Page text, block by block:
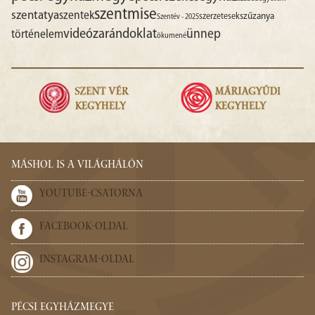
szentatyaszentekszentmiseSzentév - 2025szerzetesekszűzanya
történelemvideózarándoklatökumenéünnep
MÁSHOL IS A VILÁGHÁLÓN
YOUTUBE-CSATORNA
FACEBOOK-OLDAL
INSTAGRAM-OLDAL
PÉCSI EGYHÁZMEGYE